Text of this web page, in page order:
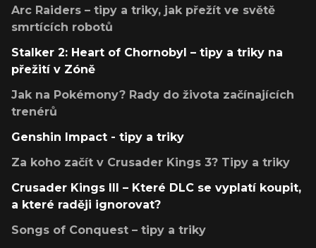
Arc Raiders – tipy a triky, jak přežít ve světě
smrtících robotů
Stalker 2: Heart of Chornobyl – tipy a triky na
přežití v Zóně
Jak na Pokémony? Rady do života začínajících
trenérů
Genshin Impact - tipy a triky
Za koho začít v Crusader Kings 3? Tipy a triky
Crusader Kings III – Které DLC se vyplatí koupit,
a které raději ignorovat?
Songs of Conquest – tipy a triky